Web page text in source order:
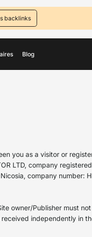
backlinks
Blog
you as a visitor or
LTD, company
company number:
owner/Publisher must
independently in